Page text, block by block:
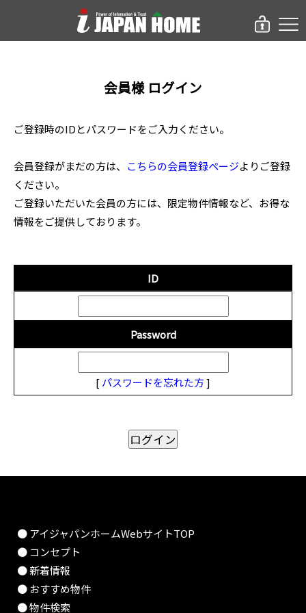
会員様 ログイン
ご登録時のIDとパスワードをご入力ください。
会員登録がまだの方は、 こちらの会員登録ページよりご登録
ください。
ご登録いただいた会員の方には、限定物件情報など、お得な
情報をご提供しております。
ID
Password
[ パスワードを忘れた方]
● アイジャパンホームWebサイトTOP
● コンセプト
● 新着情報
● おすすめ物件
● 物件検索